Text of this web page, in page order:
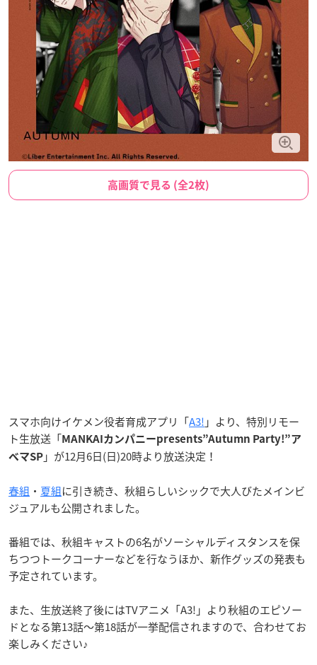
高画質で見る (全2枚)
スマホ向けイケメン役者育成アプリ「A3! 」より、特別リモー
ト生放送「 MANKAIカンパニーpresents”Autumn Party!”ア
ベマSP 」が12月6日(日)20時より放送決定！
春組 ・ 夏組に引き続き、秋組らしいシックで大人びたメインビ
ジュアルも公開されました。
番組では、秋組キャストの6名がソーシャルディスタンスを保
ちつつトークコーナーなどを行なうほか、新作グッズの発表も
予定されています。
また、生放送終了後にはTVアニメ「A3!」より秋組のエピソー
ドとなる第13話〜第18話が一挙配信されますので、合わせてお
楽しみください♪